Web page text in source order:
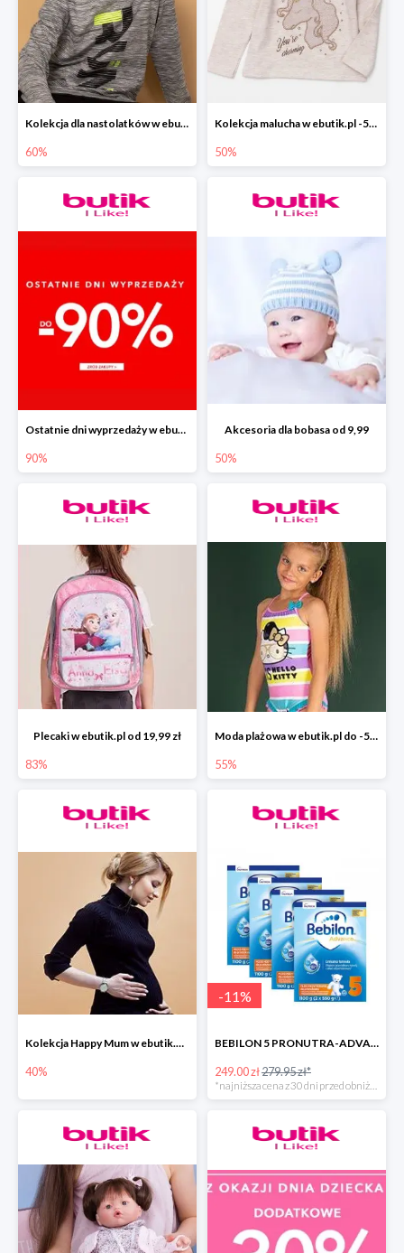
Kolekcja dla nastolatków w ebutik.pl do -60%
60%
Kolekcja malucha w ebutik.pl -50%
50%
Ostatnie dni wyprzedaży w ebutik.pl do -90%
90%
Akcesoria dla bobasa od 9,99
50%
Plecaki w ebutik.pl od 19,99 zł
83%
Moda plażowa w ebutik.pl do -55%
55%
Kolekcja Happy Mum w ebutik.pl do -40%
40%
-11%
BEBILON 5 PRONUTRA-ADVANCE MLEKO MODYFIKOWANE
249.00 zł279.95 zł*